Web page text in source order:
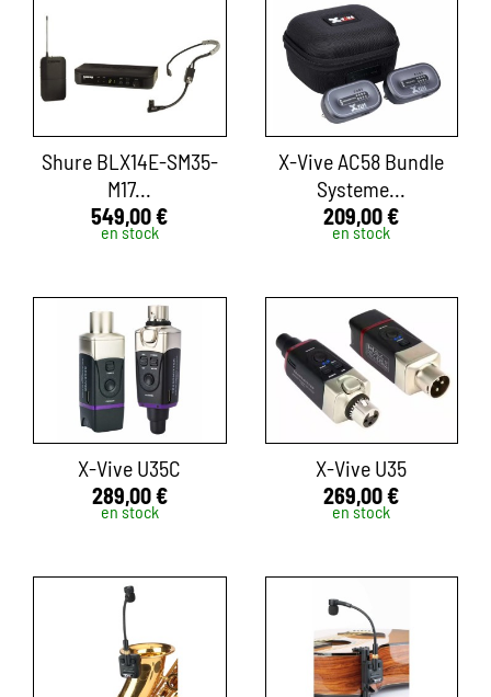
Shure BLX14E-SM35-
M17...
549,00 €
en stock
X-Vive AC58 Bundle
Systeme...
209,00 €
en stock
X-Vive U35C
289,00 €
en stock
X-Vive U35
269,00 €
en stock